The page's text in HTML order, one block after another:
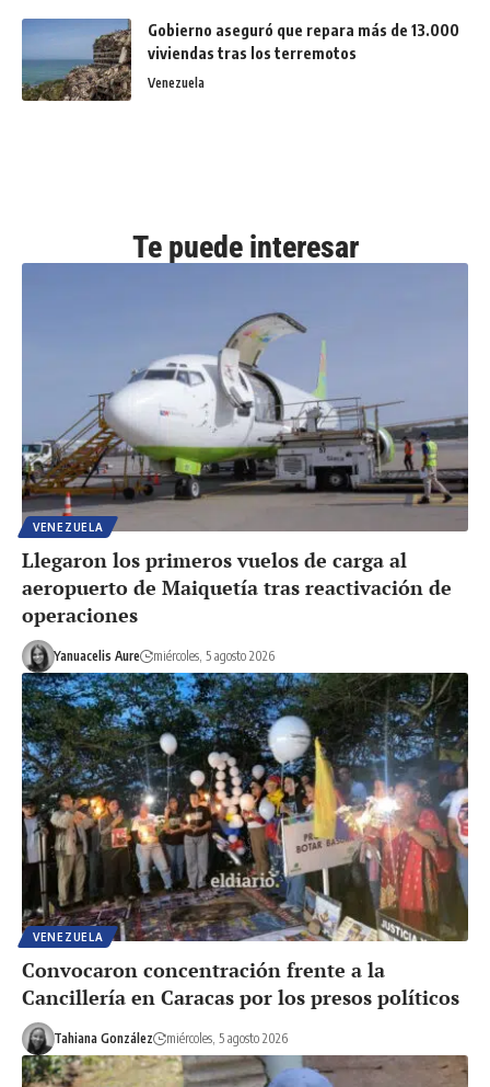
Gobierno aseguró que repara más de 13.000
viviendas tras los terremotos
Venezuela
Te puede interesar
VENEZUELA
Llegaron los primeros vuelos de carga al
aeropuerto de Maiquetía tras reactivación de
operaciones
Yanuacelis Aure miércoles, 5 agosto 2026
VENEZUELA
Convocaron concentración frente a la
Cancillería en Caracas por los presos políticos
Tahiana González miércoles, 5 agosto 2026